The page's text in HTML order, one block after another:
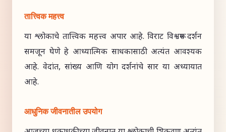
तात्त्विक महत्त्व
या श्लोकाचे तात्त्विक महत्त्व अपार आहे. विराट विश्वरूप दर्शन
समजून घेणे हे आध्यात्मिक साधकासाठी अत्यंत आवश्यक
आहे. वेदांत, सांख्य आणि योग दर्शनांचे सार या अध्यायात
आहे.
आधुनिक जीवनातील उपयोग